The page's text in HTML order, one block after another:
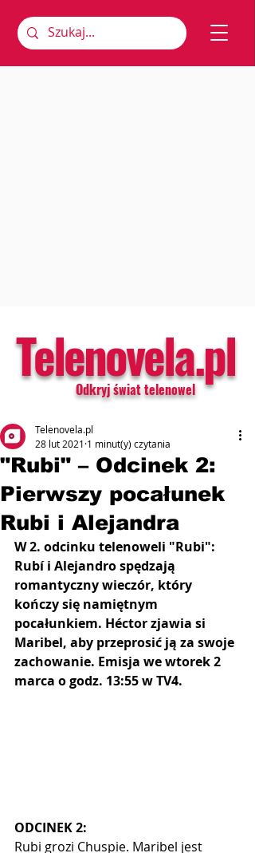
Telenovela.pl
Odkryj świat telenowel
"Rubi" – Odcinek 2:
Pierwszy pocałunek
Rubi i Alejandra
Telenovela.pl
28 lut 2021 1 minut(y) czytania
W 2. odcinku telenoweli "Rubi":
Rubí i Alejandro spędzają
romantyczny wieczór, który
kończy się namiętnym
pocałunkiem. Héctor zjawia si
Maribel, aby przeprosić ją za swoje
zachowanie. Emisja we wtorek 2
marca o godz. 13:55 w TV4.
ODCINEK 2:
Rubi grozi Chuspie. Maribel jest